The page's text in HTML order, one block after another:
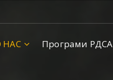
НАС Програми РДСА